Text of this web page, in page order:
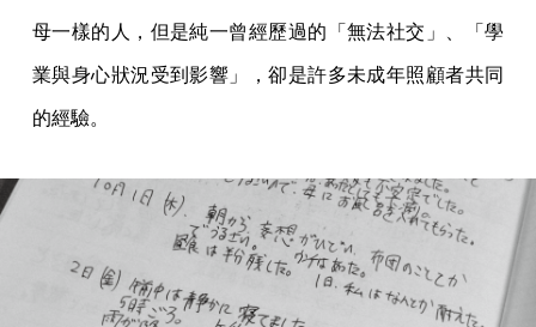
母一樣的人，但是純一曾經歷過的「無法社交」、「學
業與身心狀況受到影響」，卻是許多未成年照顧者共同
的經驗。